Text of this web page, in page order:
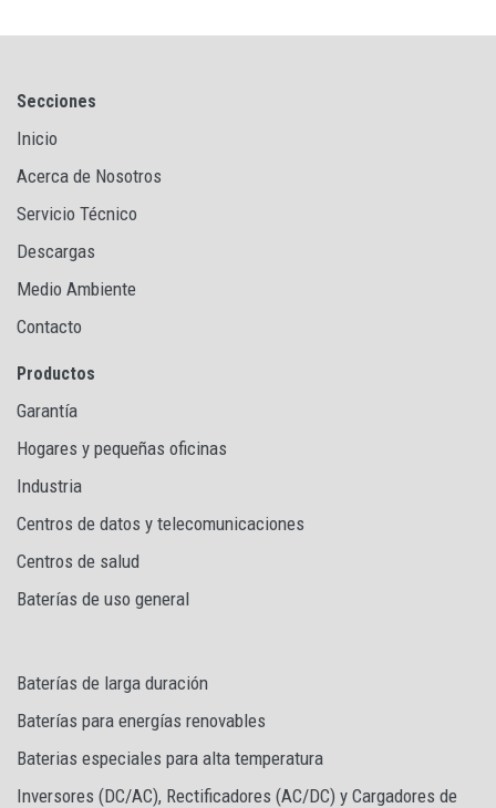
Secciones
Inicio
Acerca de Nosotros
Servicio Técnico
Descargas
Medio Ambiente
Contacto
Productos
Garantía
Hogares y pequeñas oficinas
Industria
Centros de datos y telecomunicaciones
Centros de salud
Baterías de uso general
Baterías de larga duración
Baterías para energías renovables
Baterias especiales para alta temperatura
Inversores (DC/AC), Rectificadores (AC/DC) y Cargadores de